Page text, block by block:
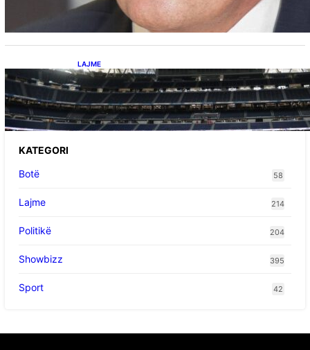
aleancën me SHBA-në”
LAJME
Ish-mesfushori i Real Madridit dhe
Argjentinës,shtrohet urgjentisht në spital pas
problemeve me zemrën, mungon në ndeshjet
e ardhshme
KATEGORI
Botë
58
Lajme 214
Politikë 204
Showbizz 395
Sport 42